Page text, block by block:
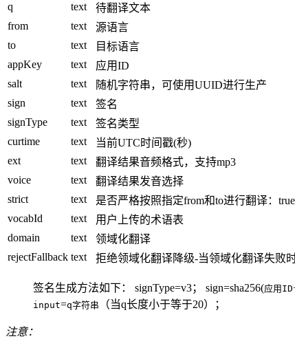
q
text 待翻译文本
from
text 源语言
to
text 目标语言
appKey
text 应用ID
salt
text 随机字符串，可使用UUID进行生产
sign
text 签名
signType
text 签名类型
curtime
text 当前UTC时间戳(秒)
ext
text 翻译结果音频格式，支持mp3
voice
text 翻译结果发音选择
strict
text 是否严格按照指定from和to进行翻译：
vocabId
text 用户上传的术语表
domain
text 领域化翻译
rejectFallback text 拒绝领域化翻译降级-当领域化翻译失败
签名生成方法如下： signType=v3； sign=sha256(应用ID
input=q字符串 （当q长度小于等于20）；
注意：